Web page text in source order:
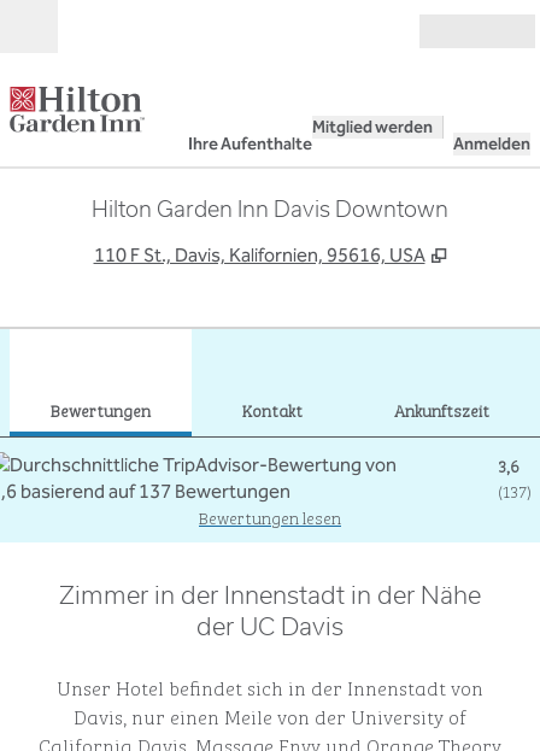
Ihre Aufenthalte
Mitglied werden
Anmelden
Hilton Garden Inn Davis Downtown
110 F St., Davis, Kalifornien, 95616, USA ,
Bewertungen Kontakt Ankunftszeit
3,6
(137)
Bewertungen lesen
Zimmer in der Innenstadt in der Nähe
der UC Davis
Unser Hotel befindet sich in der Innenstadt von
Davis, nur einen Meile von der University of
California Davis, Massage Envy und Orange Theory